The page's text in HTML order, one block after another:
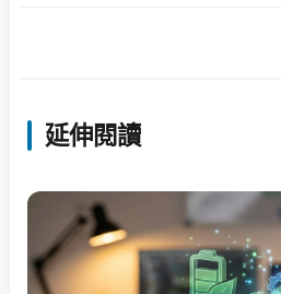
延伸閱讀